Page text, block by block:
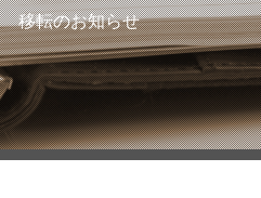
移転のお知らせ